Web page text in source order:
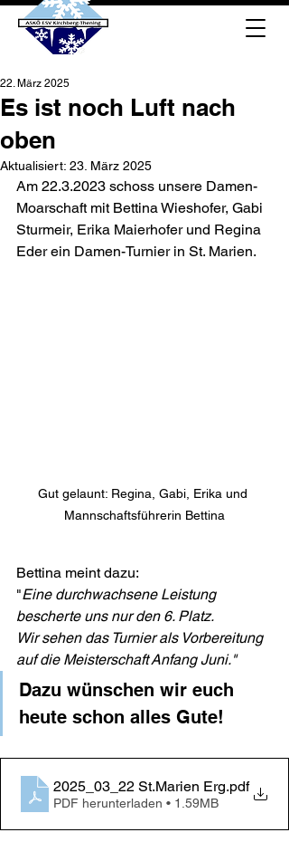
Es ist noch Luft nach
oben
22. März 2025
Aktualisiert: 23. März 2025
Am 22.3.2023 schoss unsere Damen-
Moarschaft mit Bettina Wieshofer, Gabi
Sturmeir, Erika Maierhofer und Regina
Eder ein Damen-Turnier in St. Marien.
Gut gelaunt: Regina, Gabi, Erika und
Mannschaftsführerin Bettina
Bettina meint dazu:
"Eine durchwachsene Leistung
bescherte uns nur den 6. Platz.
Wir sehen das Turnier als Vorbereitung
auf die Meisterschaft Anfang Juni."
Dazu wünschen wir euch
heute schon alles Gute!
2025_03_22 St.Marien Erg.pdf
PDF herunterladen • 1.59MB